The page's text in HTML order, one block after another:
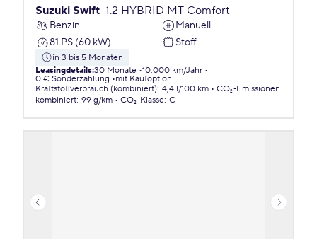
Suzuki Swift 1.2 HYBRID MT Comfort
Benzin
Manuell
81 PS (60 kW)
Stoff
in 3 bis 5 Monaten
Leasingdetails:30 Monate 10.000 km/Jahr
0 € Sonderzahlung
mit Kaufoption
Kraftstoffverbrauch (kombiniert): 4,4 l/100 km
CO₂-Emissionen
kombiniert: 99 g/km CO₂-Klasse: C